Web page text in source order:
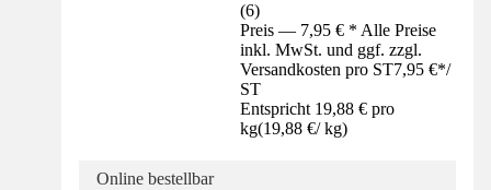
(6)
Preis — 7,95 € * Alle Preise
inkl. MwSt. und ggf. zzgl.
Versandkosten pro ST7,95 €*/
ST
Entspricht 19,88 € pro
kg(19,88 €/ kg)
Online bestellbar